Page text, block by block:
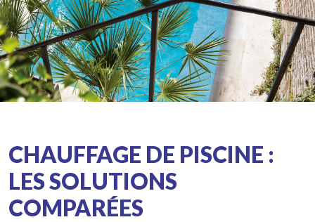
CHAUFFAGE DE PISCINE :
LES SOLUTIONS
COMPARÉES